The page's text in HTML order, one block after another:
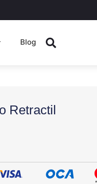
Blog
Retractil